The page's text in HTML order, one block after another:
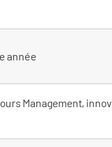
année
Management,